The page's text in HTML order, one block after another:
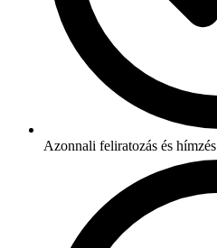
Azonnali feliratozás és hímzés